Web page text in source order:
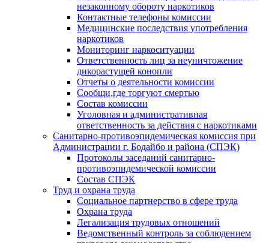
незаконному обороту наркотиков
Контактные телефоны комиссии
Медицинские последствия употребления
наркотиков
Мониторинг наркоситуации
Ответственность лиц за неуничтожение
дикорастущей конопли
Отчеты о деятельности комиссии
Сообщи,где торгуют смертью
Состав комиссии
Уголовная и административная
ответственность за действия с наркотиками
Санитарно-противоэпидемическая комиссия при
Администрации г. Бодайбо и района (СПЭК)
Протоколы заседаний санитарно-
противоэпидемической комиссии
Состав СПЭК
Труд и охрана труда
Социальное партнерство в сфере труда
Охрана труда
Легализация трудовых отношений
Ведомственный контроль за соблюдением